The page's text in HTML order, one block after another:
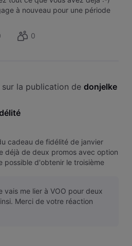
à nouveau pour une période
0
la publication de donjelke
cadeau de fidélité de janvier
déjà de deux promos avec option
possible d'obtenir le troisième
vais me lier à VOO pour deux
Merci de votre réaction